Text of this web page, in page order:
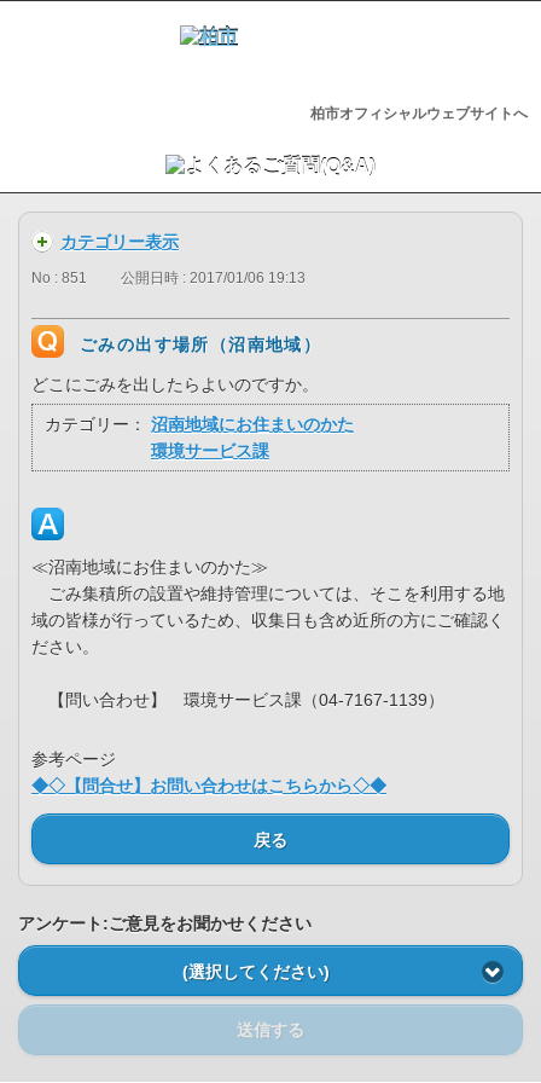
柏市オフィシャルウェブサイトへ
カテゴリー表示
No : 851 公開日時 : 2017/01/06 19:13
ごみの出す場所（沼南地域）
どこにごみを出したらよいのですか。
カテゴリー：
沼南地域にお住まいのかた
環境サービス課
≪沼南地域にお住まいのかた≫
ごみ集積所の設置や維持管理については、そこを利用する地
域の皆様が行っているため、収集日も含め近所の方にご確認く
ださい。
【問い合わせ】 環境サービス課（04-7167-1139）
参考ページ
◆◇【問合せ】お問い合わせはこちらから◇◆
戻る
アンケート:ご意見をお聞かせください
(選択してください)
送信する